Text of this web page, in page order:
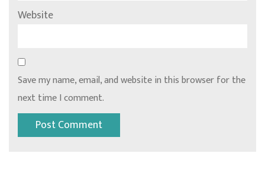
Website
Save my name, email, and website in this browser for the
next time I comment.